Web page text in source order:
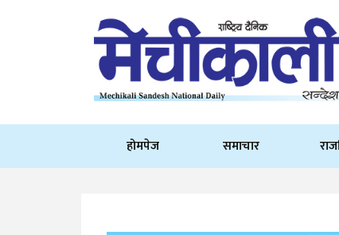
होमपेज समाचार